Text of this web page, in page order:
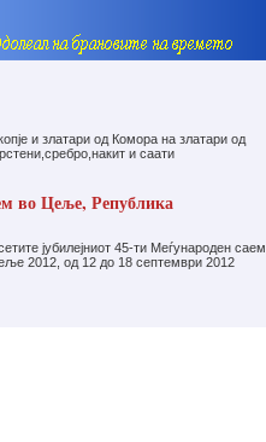
и златари од Комора на златари од
и саати
во Цеље, Република
јубилејниот 45-ти Меѓународен саем
2012, од 12 до 18 септември 2012